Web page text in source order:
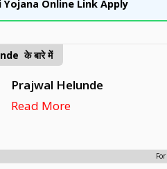
Yojana Online Link Apply
के बारे में
Prajwal Helunde
Read More